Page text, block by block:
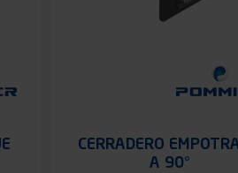
CERRADERO
A 90°